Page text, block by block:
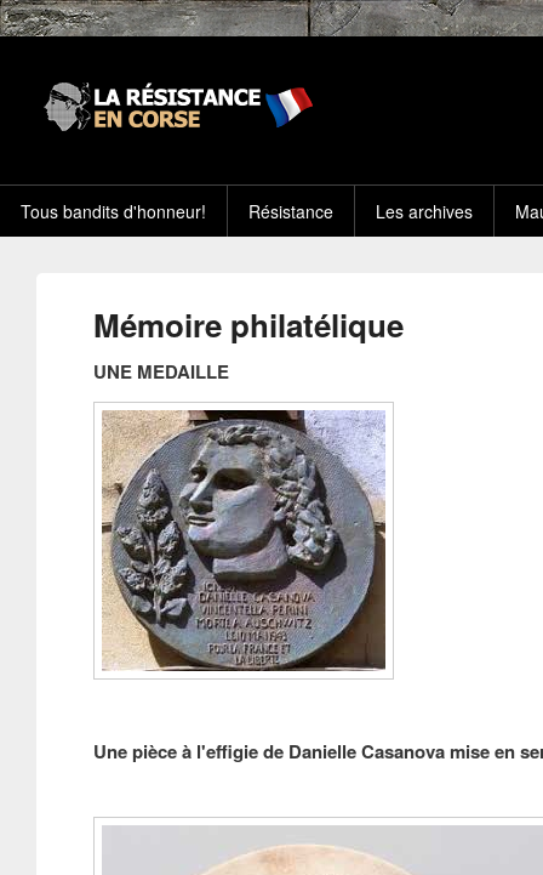
Tous bandits d'honneur! Résistance Les archives
Mémoire philatélique
UNE MEDAILLE
Une pièce à l'effigie de Danielle Casanova mise en